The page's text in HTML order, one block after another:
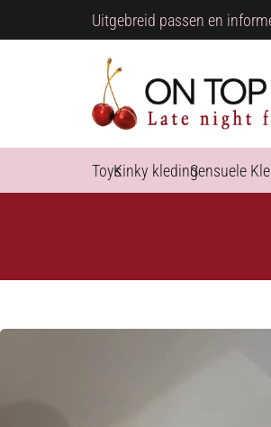
Uitgebreid passen en
ToysKinky kledingSensuele